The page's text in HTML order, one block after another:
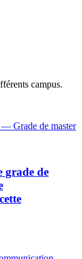
campus.
grade de